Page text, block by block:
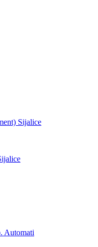
Sijalice
Automati